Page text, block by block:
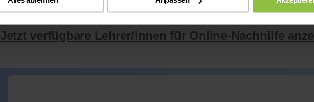
Jetzt verfügbare Lehrer/innen für Online-Nachhilfe